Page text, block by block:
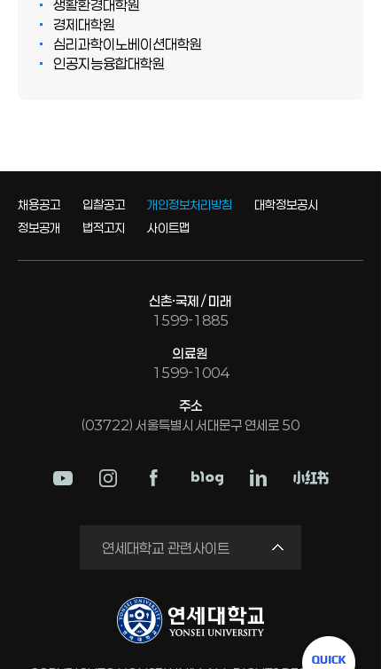
생활환경대학원
경제대학원
심리과학이노베이션대학원
인공지능융합대학원
채용공고 입찰공고 개인정보처리방침
대학정보공시
정보공개
법적고지 사이트맵
신촌·국제 / 미래
1599-1885
의료원
1599-1004
주소
(03722) 서울특별시 서대문구 연세로 50
연세대학교 관련사이트
학교법인
세브란스병원
강남세브란스병원
용인세브란스병원